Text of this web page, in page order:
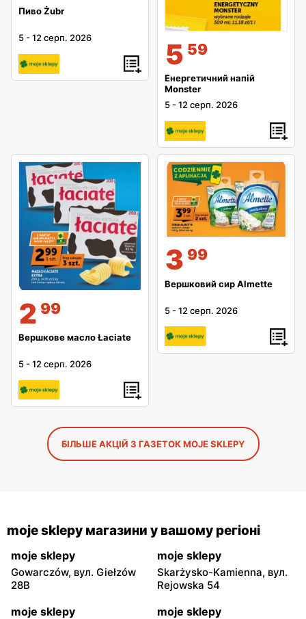
Пиво Żubr
5 -12 серп. 2026 5 59
Енергетичний напій
Monster
5 -12 серп. 2026
2 99
Вершкове масло Łaciate
5 -12 серп. 2026
3 99
Вершковий сир Almette
5 -12 серп. 2026
БІЛЬШЕ АКЦІЙ З ГАЗЕТОК MOJE SKLEPY
moje sklepy магазини у вашому регіоні
moje sklepy
Gowarczów, вул. Giełzów
28B
moje sklepy
Skarżysko-Kamienna, вул.
Rejowska 54
moje sklepy moje sklepy